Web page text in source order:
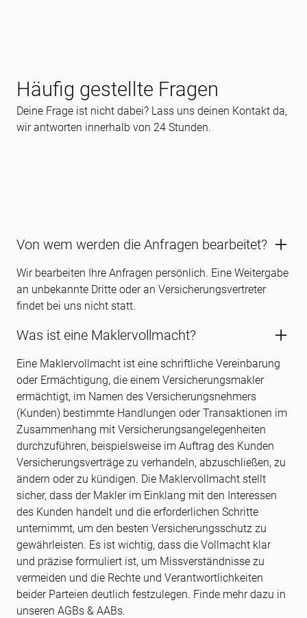
Häufig gestellte Fragen
Deine Frage ist nicht dabei? Lass uns deinen Kontakt da,
wir antworten innerhalb von 24 Stunden.
Von wem werden die Anfragen bearbeitet?
Wir bearbeiten Ihre Anfragen persönlich. Eine Weitergabe
an unbekannte Dritte oder an Versicherungsvertreter
findet bei uns nicht statt.
Was ist eine Maklervollmacht?
Eine Maklervollmacht ist eine schriftliche Vereinbarung
oder Ermächtigung, die einem Versicherungsmakler
ermächtigt, im Namen des Versicherungsnehmers
(Kunden) bestimmte Handlungen oder Transaktionen im
Zusammenhang mit Versicherungsangelegenheiten
durchzuführen, beispielsweise im Auftrag des Kunden
Versicherungsverträge zu verhandeln, abzuschließen, zu
ändern oder zu kündigen. Die Maklervollmacht stellt
sicher, dass der Makler im Einklang mit den Interessen
des Kunden handelt und die erforderlichen Schritte
unternimmt, um den besten Versicherungsschutz zu
gewährleisten. Es ist wichtig, dass die Vollmacht klar
und präzise formuliert ist, um Missverständnisse zu
vermeiden und die Rechte und Verantwortlichkeiten
beider Parteien deutlich festzulegen. Finde mehr dazu in
unseren AGBs & AABs.